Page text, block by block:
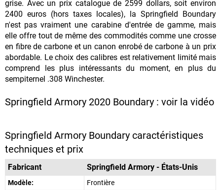
grise. Avec un prix catalogue de 2599 dollars, soit environ
2400 euros (hors taxes locales), la Springfield Boundary
n'est pas vraiment une carabine d'entrée de gamme, mais
elle offre tout de même des commodités comme une crosse
en fibre de carbone et un canon enrobé de carbone à un prix
abordable. Le choix des calibres est relativement limité mais
comprend les plus intéressants du moment, en plus du
sempiternel .308 Winchester.
Springfield Armory 2020 Boundary : voir la vidéo
Springfield Armory Boundary caractéristiques
techniques et prix
Fabricant Springfield Armory - États-Unis
Modèle:
Frontière